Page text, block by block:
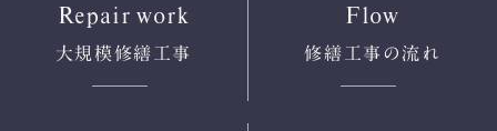
Repair work
大規模修繕工事
Flow
修繕工事の流れ